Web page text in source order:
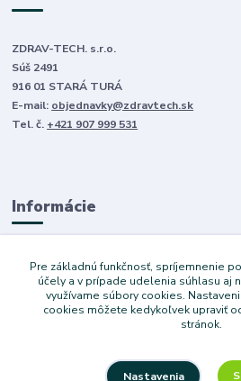
ZDRAV-TECH. s.r.o.
Súš 2491
916 01 STARÁ TURÁ
E-mail: objednavky@zdravtech.sk
Tel. č. +421 907 999 531
Informácie
O nás
Obchodné podmienky
Ochrana súkromia
Služby
Pre základnú funkčnosť, spríjemnenie
účely a v prípade udelenia súhlasu aj
využívame súbory cookies.
cookies môžete kedykoľvek upraviť
stránok.
Nastavenia